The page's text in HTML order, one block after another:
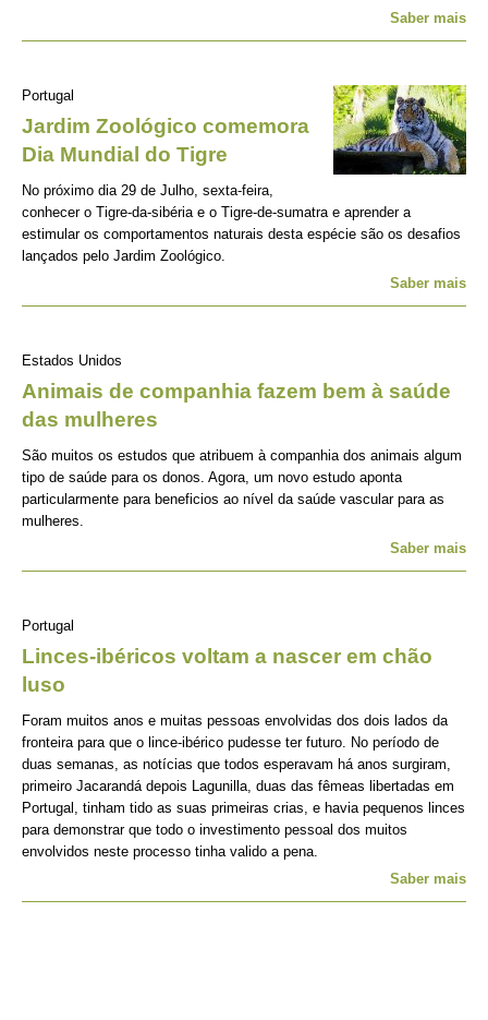
Saber mais
Portugal
Jardim Zoológico comemora
Dia Mundial do Tigre
No próximo dia 29 de Julho, sexta-feira,
conhecer o Tigre-da-sibéria e o Tigre-de-sumatra e aprender a
estimular os comportamentos naturais desta espécie são os desafios
lançados pelo Jardim Zoológico.
Saber mais
Estados Unidos
Animais de companhia fazem bem à saúde
das mulheres
São muitos os estudos que atribuem à companhia dos animais algum
tipo de saúde para os donos. Agora, um novo estudo aponta
particularmente para beneficios ao nível da saúde vascular para as
mulheres.
Saber mais
Portugal
Linces-ibéricos voltam a nascer em chão
luso
Foram muitos anos e muitas pessoas envolvidas dos dois lados da
fronteira para que o lince-ibérico pudesse ter futuro. No período de
duas semanas, as notícias que todos esperavam há anos surgiram,
primeiro Jacarandá depois Lagunilla, duas das fêmeas libertadas em
Portugal, tinham tido as suas primeiras crias, e havia pequenos linces
para demonstrar que todo o investimento pessoal dos muitos
envolvidos neste processo tinha valido a pena.
Saber mais